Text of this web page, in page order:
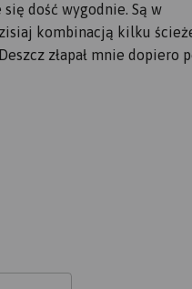
dość wygodnie. Są w
kombinacją kilku
złapał mnie dopiero